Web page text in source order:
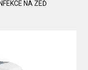
NA ZEĎ